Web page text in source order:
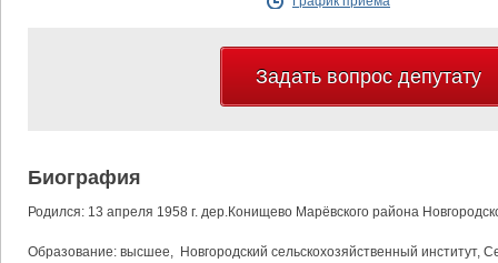
Задать вопрос депутату
Биография
Родился: 13 апреля 1958 г. дер.Конищево Марёвского района
Образование: высшее, Новгородский сельскохозяйственный институт,